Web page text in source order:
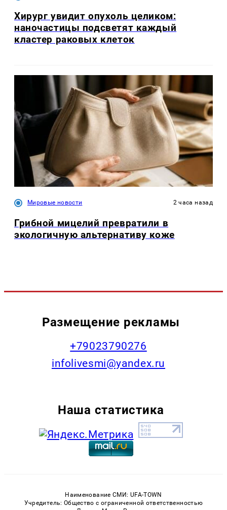
Хирург увидит опухоль целиком:
наночастицы подсветят каждый
кластер раковых клеток
Мировые новости 2 часа назад
Грибной мицелий превратили в
экологичную альтернативу коже
Размещение рекламы
+79023790276
infolivesmi@yandex.ru
Наша статистика
Наименование СМИ: UFA-TOWN
Учредитель: Общество с ограниченной ответственностью